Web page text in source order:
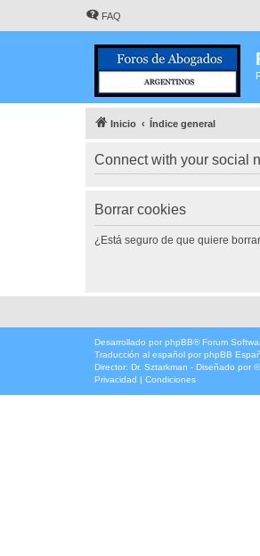
FAQ
Inicio Índice general
Connect with your social
Borrar cookies
¿Está seguro de que quiere
Desarrollado por phpBB® Forum
Traducción al español por phpBB
Director: Dr. Sztarkman - Diseñado por ©
Privacidad | Condiciones